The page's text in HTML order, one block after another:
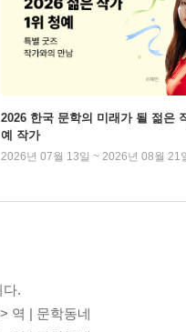
2026 한국 문학의 미래가 될 젊은
예 작가
2026년 07월 13일 ~ 2026년 08월 21
다.
역 | 문학동네